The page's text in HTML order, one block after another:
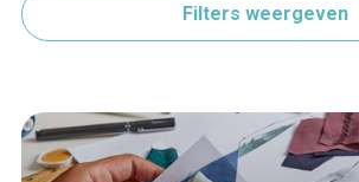
Filters weergeven